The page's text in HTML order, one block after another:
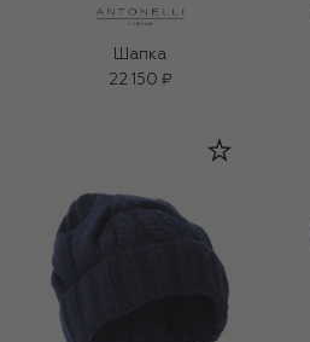
Шапка
22 150 ₽